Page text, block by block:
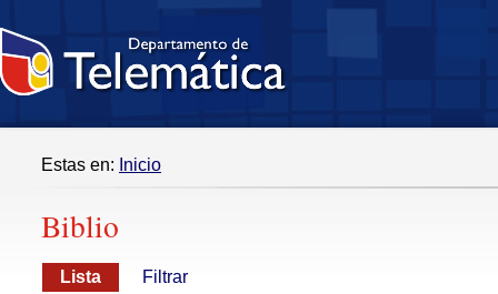
Estas en: Inicio
Biblio
Lista Filtrar